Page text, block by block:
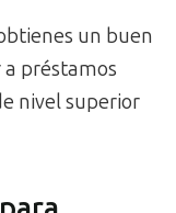
un buen
préstamos
nivel superior